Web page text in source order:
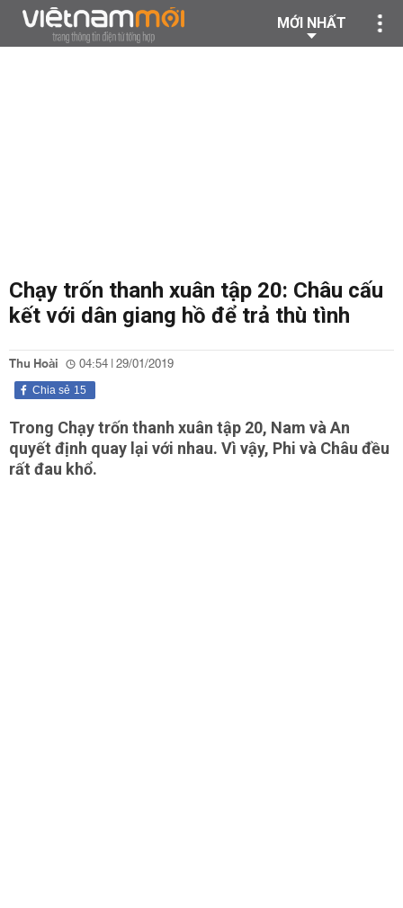
MỚI NHẤT
Chạy trốn thanh xuân tập 20: Châu cấu
kết với dân giang hồ để trả thù tình
Thu Hoài 04:54 | 29/01/2019
15
Chia sẻ
Trong Chạy trốn thanh xuân tập 20, Nam và An
quyết định quay lại với nhau. Vì vậy, Phi và Châu đều
rất đau khổ.